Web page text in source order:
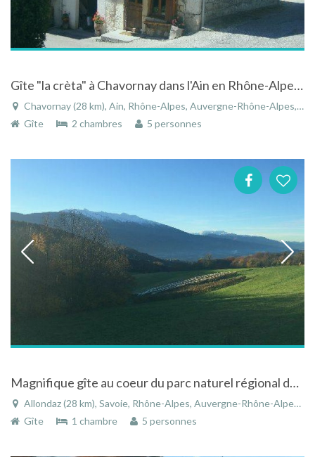
Gîte "la crèta" à Chavornay dans l'Ain en Rhône-Alpes, dans un cadre naturel et calme
Chavornay (28 km), Ain, Rhône-Alpes, Auvergne-Rhône-Alpes, France
Gîte
2 chambres 5 personnes
Magnifique gîte au coeur du parc naturel régional des Bauges à Allondaz en Rhône-Alpes
Allondaz (28 km), Savoie, Rhône-Alpes, Auvergne-Rhône-Alpes, France
Gîte
1 chambre 5 personnes